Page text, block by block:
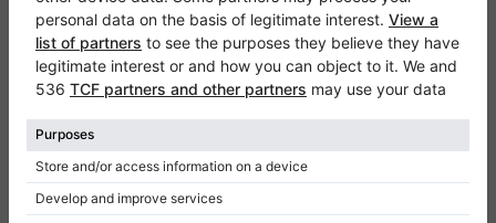
Kontakt
Über Uns
Referenz hinterlassen
Nutzungsbedingungen
Datenschutzerklärung